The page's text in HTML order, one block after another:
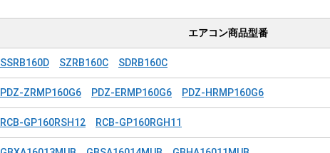
エアコン商品型番
SSRB160D SZRB160C SDRB160C
PDZ-ZRMP160G6 PDZ-ERMP160G6 PDZ-HRMP160G6
RCB-GP160RSH12 RCB-GP160RGH11